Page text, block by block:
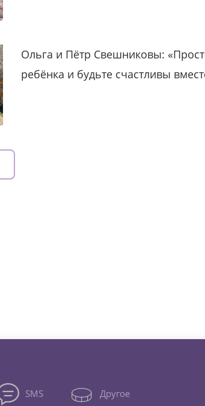
Ольга и Пётр Свешниковы:
ребёнка и будьте счастливы
SMS Другое